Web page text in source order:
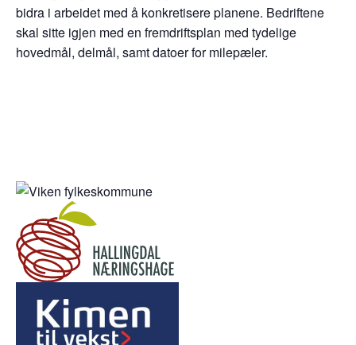
bidra i arbeidet med å konkretisere planene. Bedriftene
skal sitte igjen med en fremdriftsplan med tydelige
hovedmål, delmål, samt datoer for milepæler.